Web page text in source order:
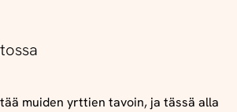
muiden yrttien tavoin, ja tässä alla